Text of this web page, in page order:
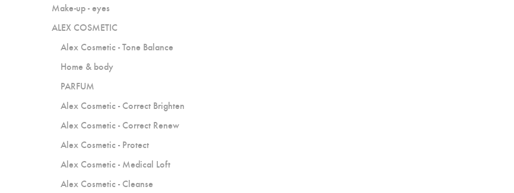
Make-up - eyes
ALEX COSMETIC
Alex Cosmetic - Tone Balance
Home & body
PARFUM
Alex Cosmetic - Correct Brighten
Alex Cosmetic - Correct Renew
Alex Cosmetic - Protect
Alex Cosmetic - Medical Loft
Alex Cosmetic - Cleanse